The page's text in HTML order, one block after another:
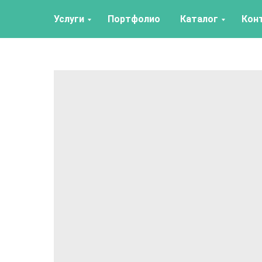
Услуги Портфолио Каталог